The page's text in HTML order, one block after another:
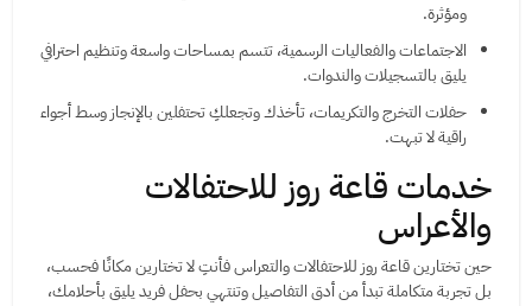
ومؤثرة.
الاجتماعات والفعاليات الرسمية، تتسم بمساحات واسعة وتنظيم احترافي
يليق بالتسجيلات والندوات.
حفلات التخرج والتكريمات، تأخذك وتجعلكِ تحتفلين بالإنجاز وسط أجواء
راقية لا تبهت.
خدمات قاعة روز للاحتفالات
والأعراس
حين تختارين قاعة روز للاحتفالات والتعراس فأنتِ لا تختارين مكانًا فحسب،
بل تجربة متكاملة تبدأ من أدق التفاصيل وتنتهي بحفل فريد يليق بأحلامك،